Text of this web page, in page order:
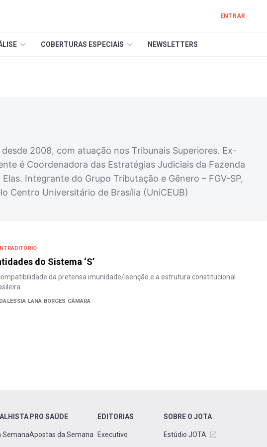
ENTRAR
COBERTURAS ESPECIAIS NEWSLETTERS
2008, com atuação nos Tribunais Superiores. Ex-
é Coordenadora das Estratégias Judiciais da Fazenda
Integrante do Grupo Tributação e Gênero – FGV-SP,
Centro Universitário de Brasília (UniCEUB)
do Sistema ‘S’
da pretensa imunidade/isenção e a estrutura constitucional
LANA BORGES CÂMARA
Semana
PRO SAÚDE
Apostas da Semana
EDITORIAS
Executivo
SOBRE O JOTA
Estúdio JOTA